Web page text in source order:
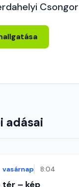
Csongor
adásai
vasárnap 8:04
tér – kép